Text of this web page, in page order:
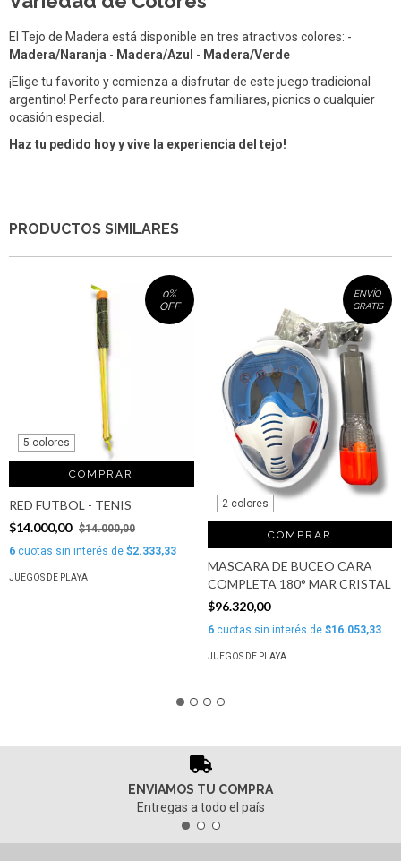
El Tejo de Madera está disponible en tres atractivos colores: -
Madera/Naranja - Madera/Azul - Madera/Verde
¡Elige tu favorito y comienza a disfrutar de este juego tradicional
argentino! Perfecto para reuniones familiares, picnics o cualquier
ocasión especial.
Haz tu pedido hoy y vive la experiencia del tejo!
PRODUCTOS SIMILARES
0%
OFF
5 colores
COMPRAR
RED FUTBOL - TENIS
$14.000,00 $14.000,00
6 cuotas sin interés de $2.333,33
JUEGOS DE PLAYA
ENVÍO
GRATIS
2 colores
COMPRAR
MASCARA DE BUCEO CARA
COMPLETA 180° MAR CRISTAL
$96.320,00
6cuotas sin interés de $16.053,33
JUEGOS DE PLAYA
ENVIAMOS TU COMPRA
Entregas a todo el país